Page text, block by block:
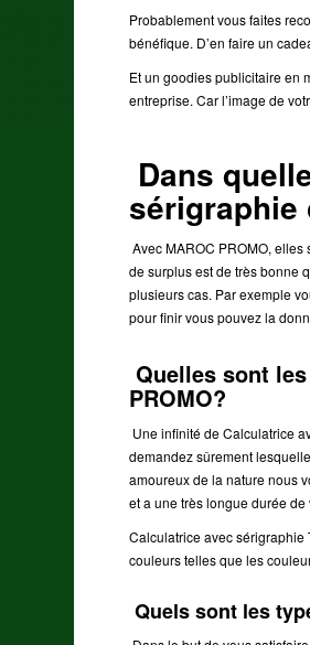
Probablement vous faites
bénéfique. D’en faire un
Et un goodies publicitaire en
entreprise. Car l’image de
Dans
sérigraphie
Avec MAROC PROMO,
de surplus est de très bonne
plusieurs cas. Par exemple
pour finir vous pouvez la
Quelles sont
PROMO?
Une infinité de Calculatrice
demandez sûrement
amoureux de la nature nous
et a une très longue durée
Calculatrice avec
couleurs telles que les
Quels sont les